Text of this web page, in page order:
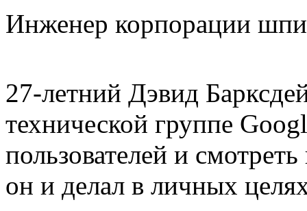
Инженер корпорации
27-летний Дэвид
технической группе
пользователей и
он и делал в личных